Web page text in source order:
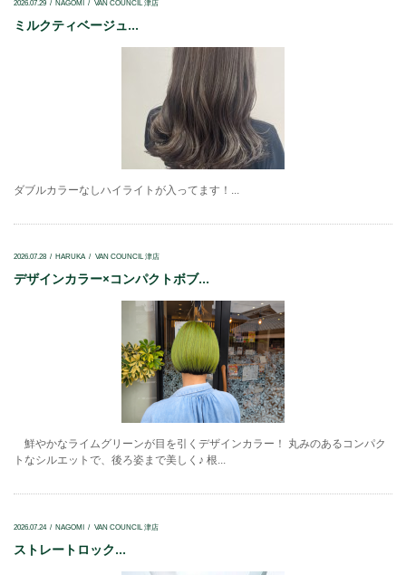
2026.07.29 NAGOMI VAN COUNCIL 津店
ミルクティベージュ...
ダブルカラーなしハイライトが入ってます！...
2026.07.28 HARUKA VAN COUNCIL 津店
デザインカラー×コンパクトボブ...
鮮やかなライムグリーンが目を引くデザインカラー！ 丸みのあるコンパク
トなシルエットで、後ろ姿まで美しく♪ 根...
2026.07.24 NAGOMI VAN COUNCIL 津店
ストレートロック...